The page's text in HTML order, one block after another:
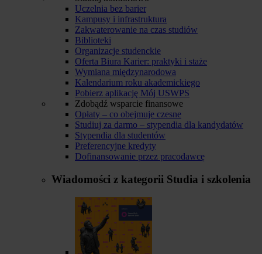
Uczelnia bez barier
Kampusy i infrastruktura
Zakwaterowanie na czas studiów
Biblioteki
Organizacje studenckie
Oferta Biura Karier: praktyki i staże
Wymiana międzynarodowa
Kalendarium roku akademickiego
Pobierz aplikację Mój USWPS
Zdobądź wsparcie finansowe
Opłaty – co obejmuje czesne
Studiuj za darmo – stypendia dla kandydatów
Stypendia dla studentów
Preferencyjne kredyty
Dofinansowanie przez pracodawcę
Wiadomości z kategorii Studia i szkolenia